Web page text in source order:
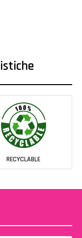
RECYCLABLE